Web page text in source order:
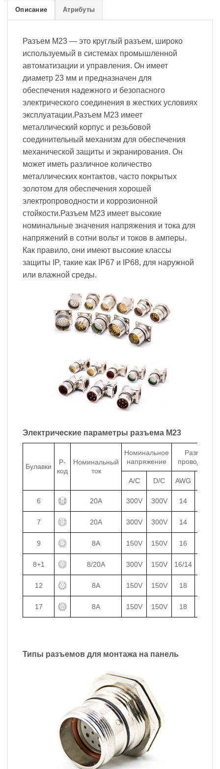
Описание Атрибуты
Разъем M23 — это круглый разъем, широко
используемый в системах промышленной
автоматизации и управления. Он имеет
диаметр 23 мм и предназначен для
обеспечения надежного и безопасного
электрического соединения в жестких условиях
эксплуатации.Разъем M23 имеет
металлический корпус и резьбовой
соединительный механизм для обеспечения
механической защиты и экранирования. Он
может иметь различное количество
металлических контактов, часто покрытых
золотом для обеспечения хорошей
электропроводности и коррозионной
стойкости.Разъем M23 имеет высокие
номинальные значения напряжения и тока для
напряжений в сотни вольт и токов в амперы.
Как правило, они имеют высокие классы
защиты IP, такие как IP67 и IP68, для наружной
или влажной среды.
Электрические параметры разъема M23
Булавки
P-
код
Номинальный
ток
Номинальное
напряжение
Размер
проводника
A/C D/C AWG
6 20A 300V 300V 14
7 20A 300V 300V 14
9 8A 150V 150V 16
8+1 8/20A 300V 150V 16/14
12 8A 150V 150V 18
17 8A 150V 150V 18
Типы разъемов для монтажа на панель